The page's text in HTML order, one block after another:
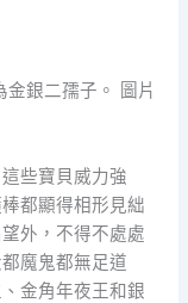
銀二孺子。 圖片
些寶貝威力強
都顯得相形見絀
外，不得不處處
魔鬼都無足道
金角年夜王和銀